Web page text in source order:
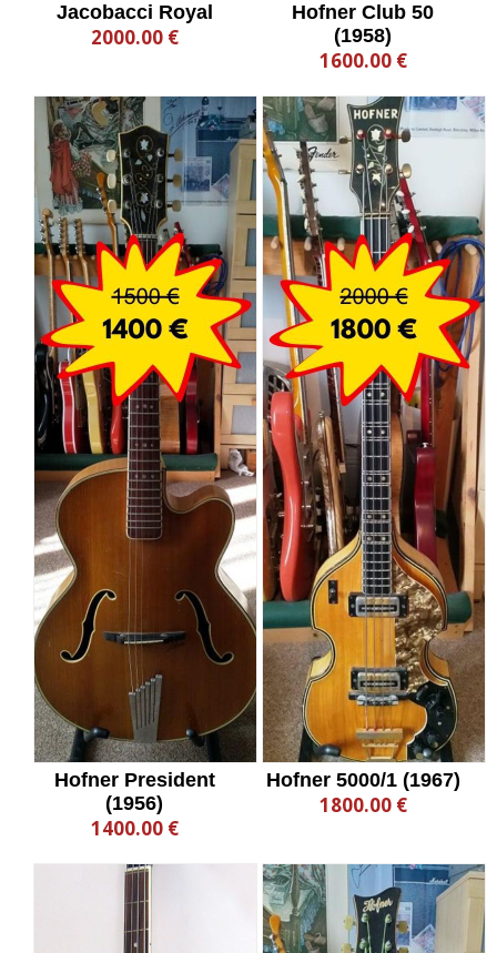
Jacobacci Royal
2000.00 €
Hofner Club 50
(1958)
1600.00 €
Hofner President
(1956)
1400.00 €
Hofner 5000/1 (1967)
1800.00 €